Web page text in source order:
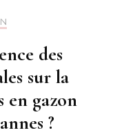
des
sur la
en gazon
?